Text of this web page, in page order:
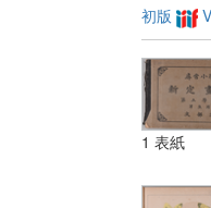
初版
1 表紙